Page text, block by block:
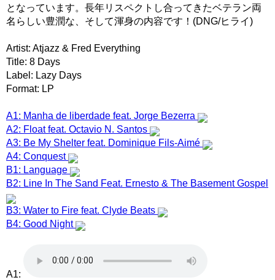
となっています。長年リスペクトし合ってきたベテラン両
名らしい豊潤な、そして渾身の内容です！(DNG/ヒライ)
Artist: Atjazz & Fred Everything
Title: 8 Days
Label: Lazy Days
Format: LP
A1: Manha de liberdade feat. Jorge Bezerra
A2: Float feat. Octavio N. Santos
A3: Be My Shelter feat. Dominique Fils-Aimé
A4: Conquest
B1: Language
B2: Line In The Sand Feat. Ernesto & The Basement Gospel
B3: Water to Fire feat. Clyde Beats
B4: Good Night
A1: